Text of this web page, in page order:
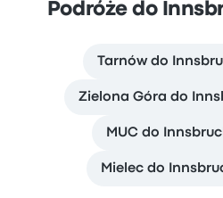
Podróże do
Tarnów do
Zielona Góra do
MUC do
Mielec do